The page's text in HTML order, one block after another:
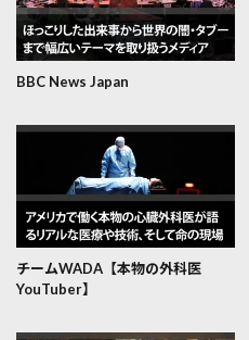
BBC News Japan
チームWADA【本物の外科医
YouTuber】